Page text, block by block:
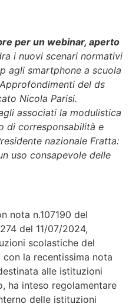
per un webinar, aperto
i nuovi scenari normativi
agli smartphone a scuola
del ds
Nicola Parisi.
associati la modulistica
di corresponsabilità e
nazionale Fratta:
uso consapevole delle
nota n.107190 del
del 11/07/2024,
scolastiche del
la recentissima nota
alle istituzioni
ha inteso regolamentare
delle istituzioni